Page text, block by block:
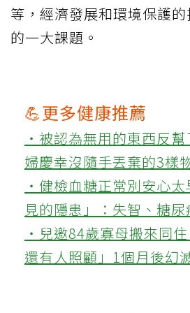
等，經濟發展和環境保護
的一大課題。
💪更多健康推薦
‧被認為無用的東西反
婦慶幸沒隨手丟棄的3樣
‧健檢血糖正常別安心
見的隱患」：失智、糖
‧兒邀84歲寡母搬來同
還有人照顧」1個月後幻